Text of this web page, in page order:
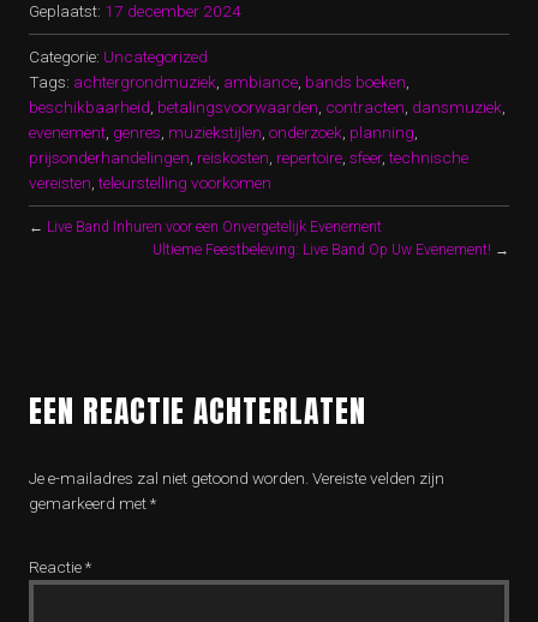
Geplaatst: 17 december 2024
Categorie: Uncategorized
Tags: achtergrondmuziek ambiance bands boeken
beschikbaarheid betalingsvoorwaarden contracten dansmuziek
evenement genres muziekstijlen onderzoek planning
prijsonderhandelingen reiskosten repertoire sfeer,technische
vereisten ,teleurstelling voorkomen
← Live Band Inhuren voor een Onvergetelijk Evenement
Ultieme Feestbeleving: Live Band Op Uw Evenement! →
EEN REACTIE ACHTERLATEN
Je e-mailadres zal niet getoond worden. Vereiste velden zijn
gemarkeerd met*
Reactie*